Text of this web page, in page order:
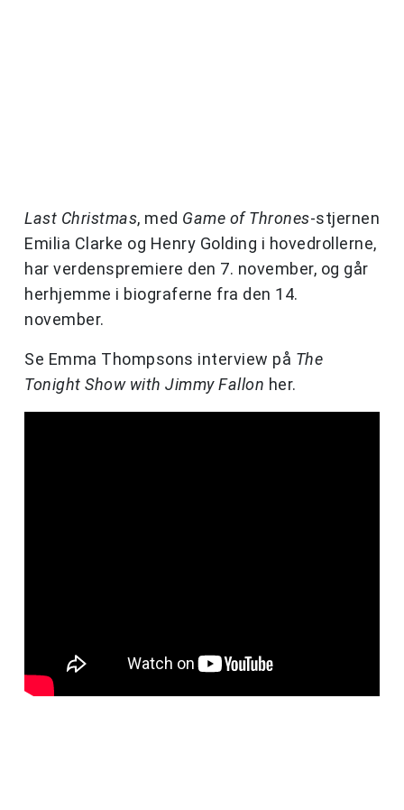
Last Christmas, med Game of Thrones-stjernen
Emilia Clarke og Henry Golding i hovedrollerne,
har verdenspremiere den 7. november, og går
herhjemme i biograferne fra den 14.
november.
Se Emma Thompsons interview på The
Tonight Show with Jimmy Fallon her.